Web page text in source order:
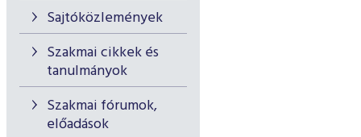
Sajtóközlemények
Szakmai cikkek és
tanulmányok
Szakmai fórumok,
előadások